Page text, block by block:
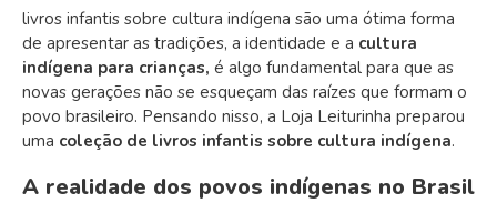
livros infantis sobre cultura indígena são uma ótima forma
de apresentar as tradições, a identidade e a cultura
indígena para crianças, é algo fundamental para que as
novas gerações não se esqueçam das raízes que formam o
povo brasileiro. Pensando nisso, a Loja Leiturinha preparou
uma coleção de livros infantis sobre cultura indígena.
A realidade dos povos indígenas no Brasil